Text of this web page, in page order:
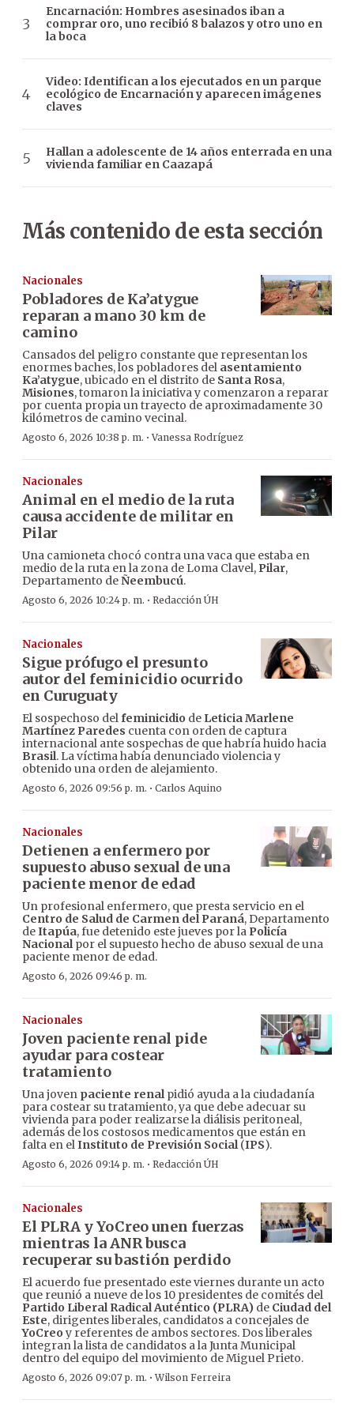
Encarnación: Hombres asesinados iban a
comprar oro, uno recibió 8 balazos y otro uno en
la boca
Video: Identifican a los ejecutados en un parque
ecológico de Encarnación y aparecen imágenes
claves
Hallan a adolescente de 14 años enterrada en una
vivienda familiar en Caazapá
Más contenido de esta sección
Nacionales
Pobladores de Ka’atygue
reparan a mano 30 km de
camino
Cansados del peligro constante que representan los
enormes baches, los pobladores del asentamiento
Ka’atygue, ubicado en el distrito de Santa Rosa,
Misiones, tomaron la iniciativa y comenzaron a reparar
por cuenta propia un trayecto de aproximadamente 30
kilómetros de camino vecinal.
Agosto 6, 2026 10:38 p. m. ·Vanessa Rodríguez
Nacionales
Animal en el medio de la ruta
causa accidente de militar en
Pilar
Una camioneta chocó contra una vaca que estaba en
medio de la ruta en la zona de Loma Clavel, Pilar,
Departamento deÑeembucú.
Agosto 6, 2026 10:24 p. m. · Redacción ÚH
Nacionales
Sigue prófugo el presunto
autor del feminicidio ocurrido
en Curuguaty
El sospechoso delfeminicidio de Leticia Marlene
Martínez Paredes cuenta con orden de captura
internacional ante sospechas de que habría huido hacia
Brasil. La víctima había denunciado violencia y
obtenido una orden de alejamiento.
Agosto 6, 2026 09:56 p. m. · Carlos Aquino
Nacionales
Detienen a enfermero por
supuesto abuso sexual de una
paciente menor de edad
Un profesional enfermero, que presta servicio en el
Centro de Salud de Carmen del Paraná, Departamento
deItapúa, fue detenido este jueves por la Policía
Nacionalpor el supuesto hecho de abuso sexual de una
paciente menor de edad.
Agosto 6, 2026 09:46 p. m.
Nacionales
Joven paciente renal pide
ayudar para costear
tratamiento
Una joven paciente renalpidió ayuda a la ciudadanía
para costear su tratamiento, ya que debe adecuar su
vivienda para poder realizarse la diálisis peritoneal,
además de los costosos medicamentos que están en
falta en elInstituto de Previsión Social(IPS).
Agosto 6, 2026 09:14 p. m. · Redacción ÚH
Nacionales
El PLRA y YoCreo unen fuerzas
mientras la ANR busca
recuperar su bastión perdido
El acuerdo fue presentado este viernes durante un acto
que reunió a nueve de los 10 presidentes de comités del
Partido Liberal Radical Auténtico (PLRA) de Ciudad del
Este, dirigentes liberales, candidatos a concejales de
YoCreo y referentes de ambos sectores. Dos liberales
integran la lista de candidatos a la Junta Municipal
dentro del equipo del movimiento de Miguel Prieto.
Agosto 6, 2026 09:07 p. m. ·Wilson Ferreira